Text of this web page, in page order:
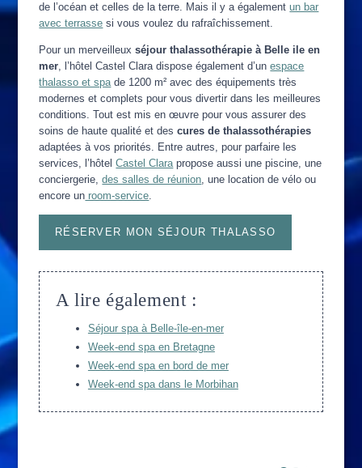
de l’océan et celles de la terre. Mais il y a égalementun bar
avec terrasse si vous voulez du rafraîchissement.
Pour un merveilleuxséjour thalassothérapie à Belle ile en
mer, l’hôtel Castel Clara dispose également d’unespace
thalasso et spade 1200 m² avec des équipements très
modernes et complets pour vous divertir dans les meilleures
conditions. Tout est mis en œuvre pour vous assurer des
soins de haute qualité et descures de thalassothérapies
adaptées à vos priorités. Entre autres, pour parfaire les
services, l’hôtelCastel Clarapropose aussi une piscine, une
conciergerie,des salles de réunion, une location de vélo ou
encore un room-service.
RÉSERVER MON SÉJOUR THALASSO
A lire également :
Séjour spa à Belle-île-en-mer
Week-end spa en Bretagne
Week-end spa en bord de mer
Week-end spa dans le Morbihan